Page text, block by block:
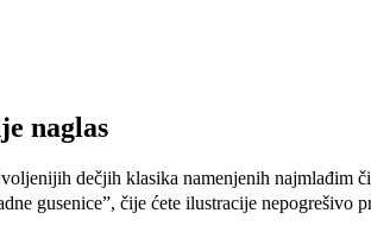
naglas
dečjih klasika namenjenih
gusenice”, čije ćete ilustracije